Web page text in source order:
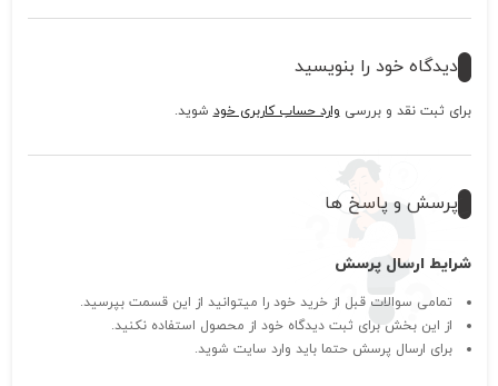
دیدگاه خود را بنویسید
برای ثبت نقد و بررسی وارد حساب کاربری خود شوید.
پرسش و پاسخ ها
شرایط ارسال پرسش
تمامی سوالات قبل از خرید خود را میتوانید از این قسمت بپرسید.
از این بخش برای ثبت دیدگاه خود از محصول استفاده نکنید.
برای ارسال پرسش حتما باید وارد سایت شوید.